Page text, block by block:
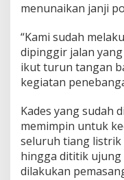
menunaikan janji
“Kami sudah
dipinggir jalan
ikut turun tangan
kegiatan
Kades yang sudah
memimpin untuk
seluruh tiang
hingga dititik ujung
dilakukan